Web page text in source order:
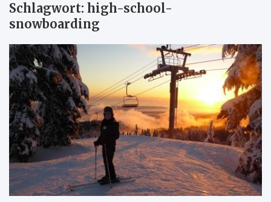
Schlagwort: high-school-
snowboarding